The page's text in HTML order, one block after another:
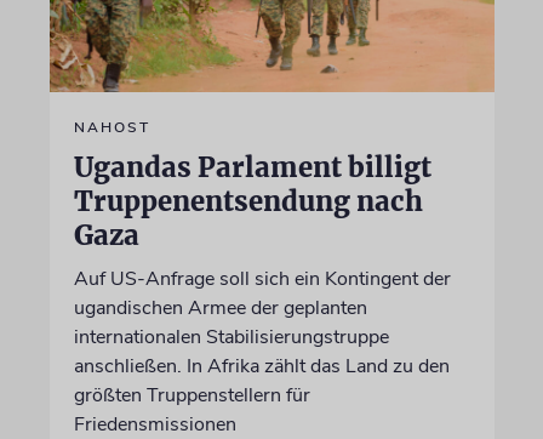
NAHOST
Ugandas Parlament billigt
Truppenentsendung nach
Gaza
Auf US-Anfrage soll sich ein Kontingent der
ugandischen Armee der geplanten
internationalen Stabilisierungstruppe
anschließen. In Afrika zählt das Land zu den
größten Truppenstellern für
Friedensmissionen